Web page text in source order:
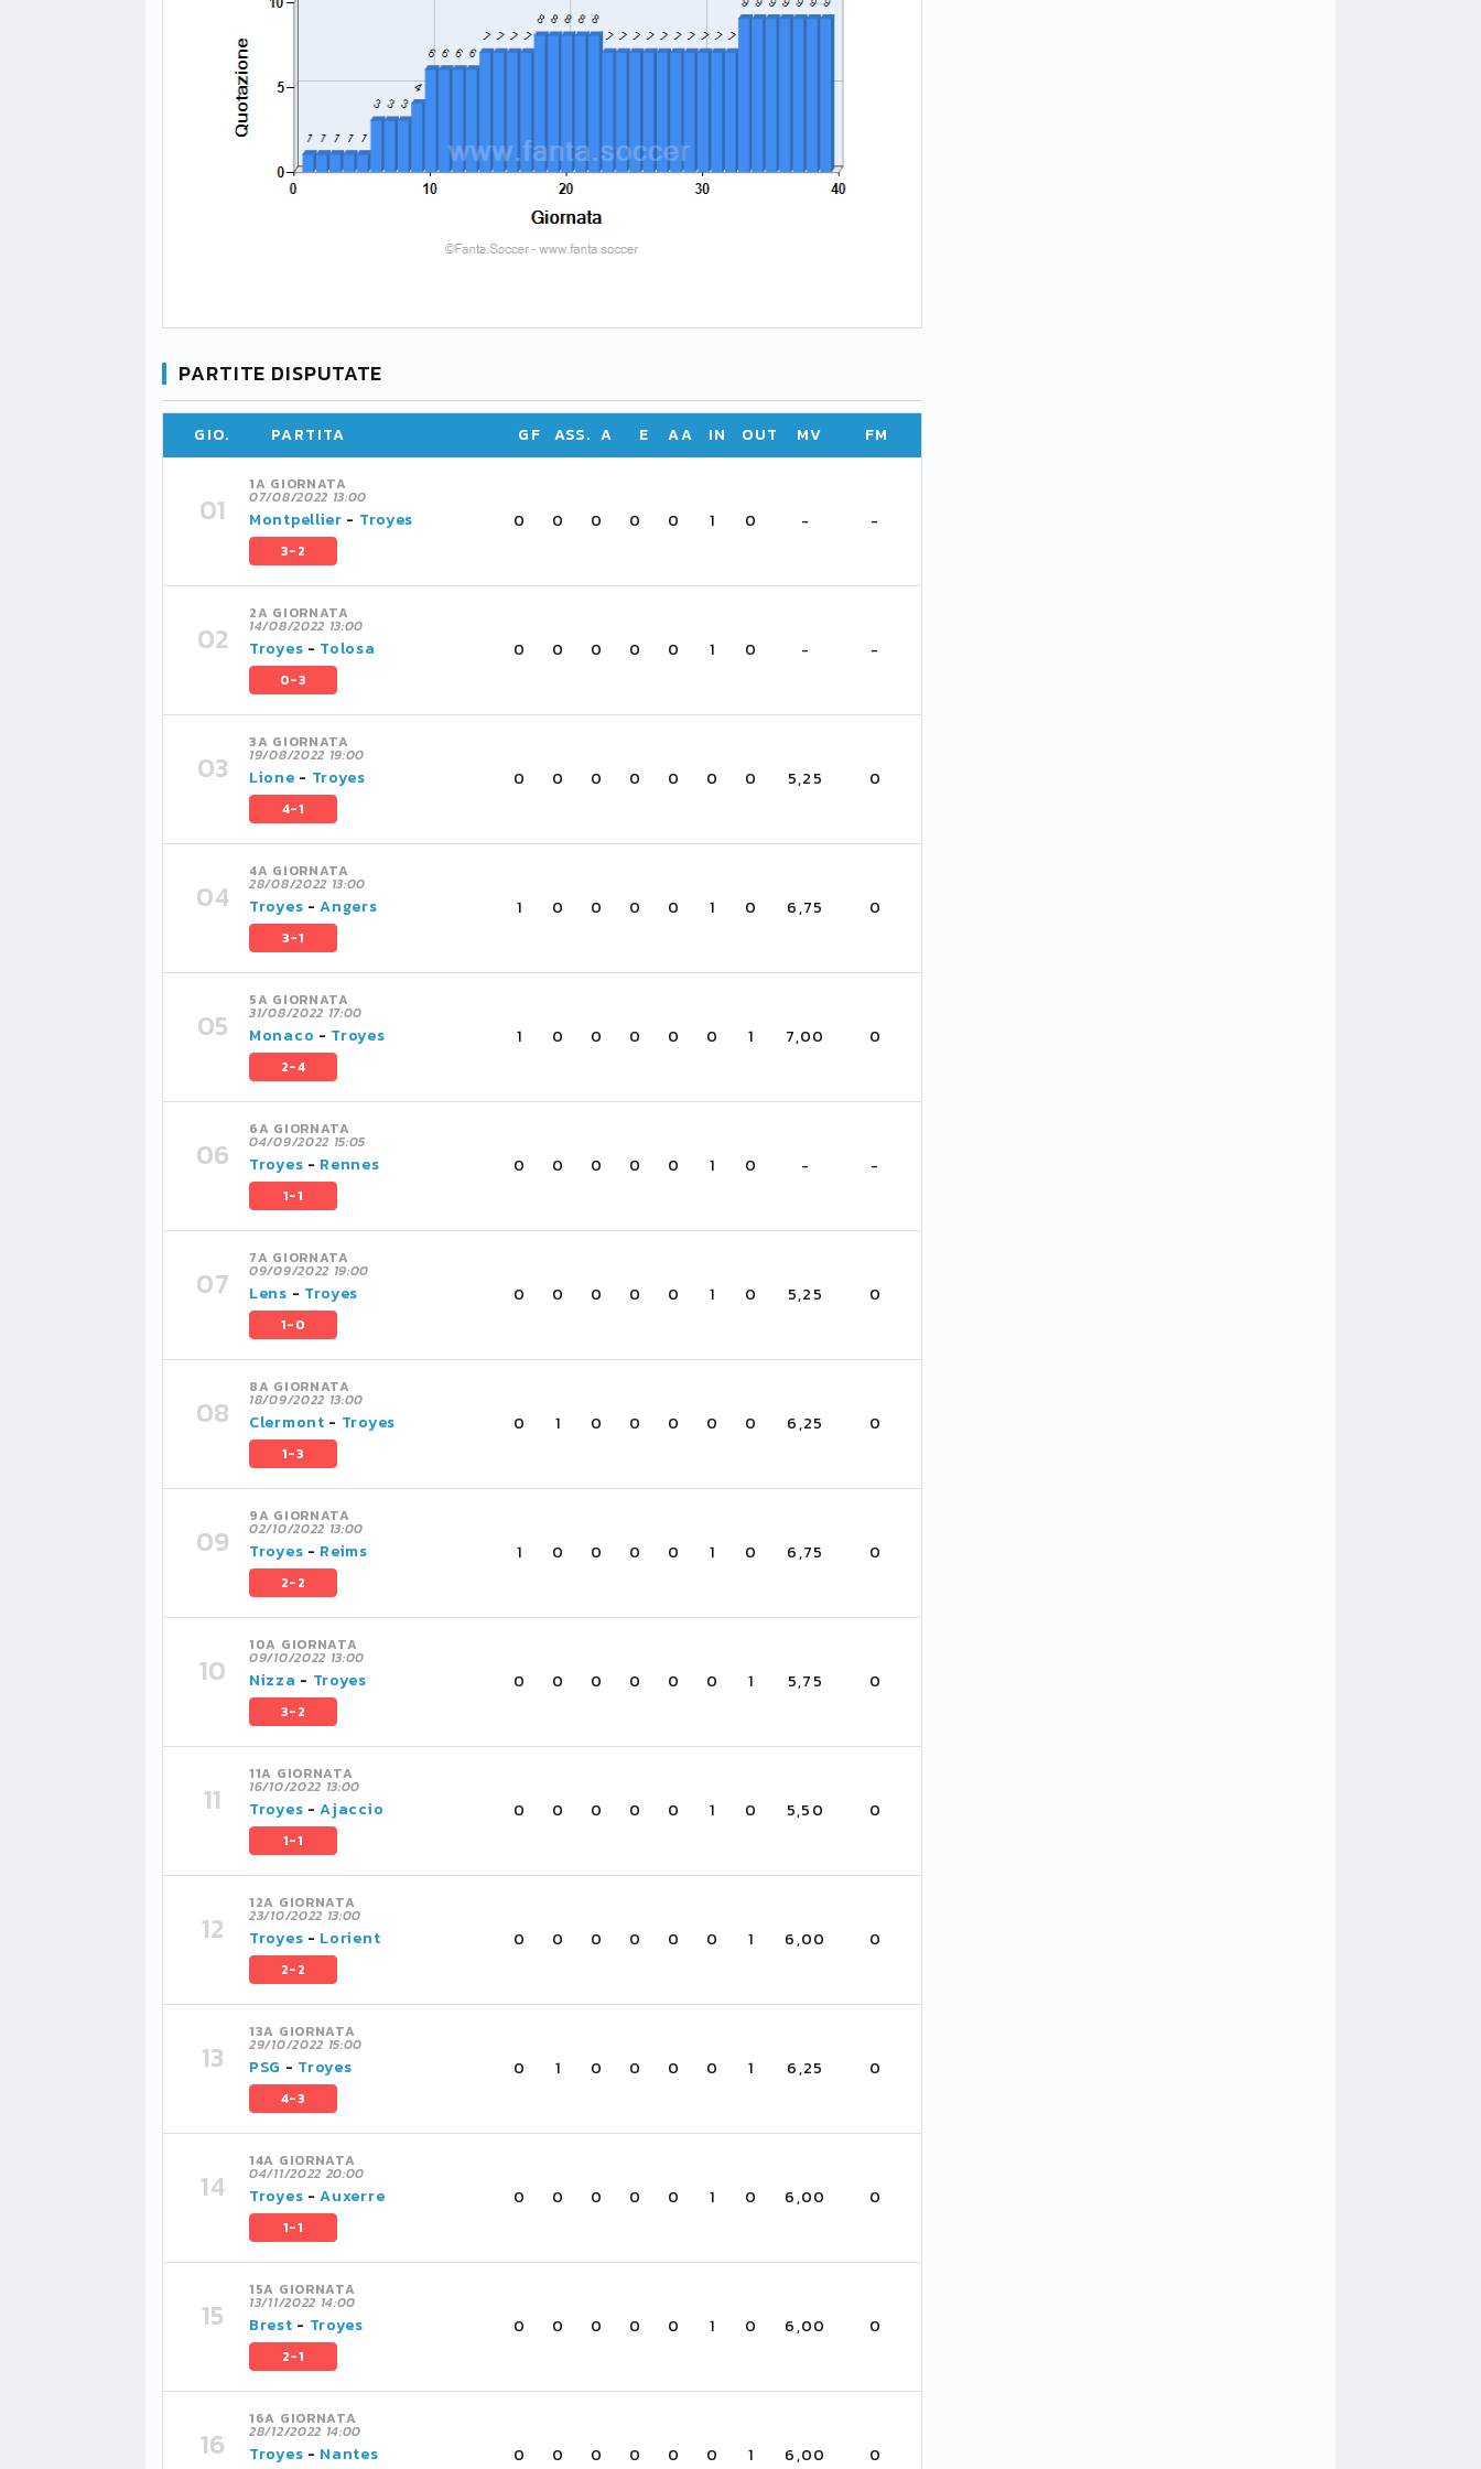
PARTITE DISPUTATE
GIO. PARTITA GF ASS. A E AA IN OUT MV FM
1A GIORNATA
07/08/2022 13:00
Montpellier - Troyes
3-2
0 0 0 0 0 1 0 - -
2A GIORNATA
14/08/2022 13:00
Troyes - Tolosa
0-3
0 0 0 0 0 1 0 - -
3A GIORNATA
19/08/2022 19:00
Lione - Troyes
4-1
0 0 0 0 0 0 0 5,25 0
4A GIORNATA
28/08/2022 13:00
Troyes -Angers
3-1
1 0 0 0 0 1 0 6,75 0
5A GIORNATA
31/08/2022 17:00
Monaco - Troyes
2-4
1 0 0 0 0 0 1 7,00 0
6A GIORNATA
04/09/2022 15:05
Troyes - Rennes
1-1
0 0 0 0 0 1 0 - -
7A GIORNATA
09/09/2022 19:00
Lens - Troyes
1-0
0 0 0 0 0 1 0 5,25 0
8A GIORNATA
18/09/2022 13:00
Clermont - Troyes
1-3
0 1 0 0 0 0 0 6,25 0
9A GIORNATA
02/10/2022 13:00
Troyes - Reims
2-2
1 0 0 0 0 1 0 6,75 0
10A GIORNATA
09/10/2022 13:00
Nizza - Troyes
3-2
0 0 0 0 0 0 1 5,75 0
11A GIORNATA
16/10/2022 13:00
Troyes -Ajaccio
1-1
0 0 0 0 0 1 0 5,50 0
12A GIORNATA
23/10/2022 13:00
Troyes - Lorient
2-2
0 0 0 0 0 0 1 6,00 0
13A GIORNATA
29/10/2022 15:00
PSG - Troyes
4-3
0 1 0 0 0 0 1 6,25 0
14A GIORNATA
04/11/2022 20:00
Troyes -Auxerre
1-1
0 0 0 0 0 1 0 6,00 0
15A GIORNATA
13/11/2022 14:00
Brest - Troyes
2-1
0 0 0 0 0 1 0 6,00 0
16A GIORNATA
28/12/2022 14:00
Troyes - Nantes 0 0 0 0 0 0 1 6,00 0